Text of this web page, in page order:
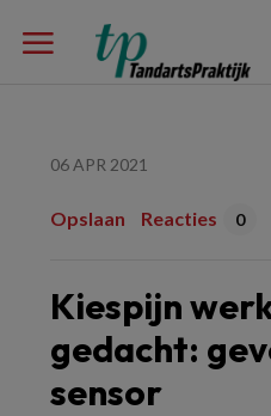
06 APR 2021
Opslaan Reacties 0
Kiespijn
gedacht:
sensor